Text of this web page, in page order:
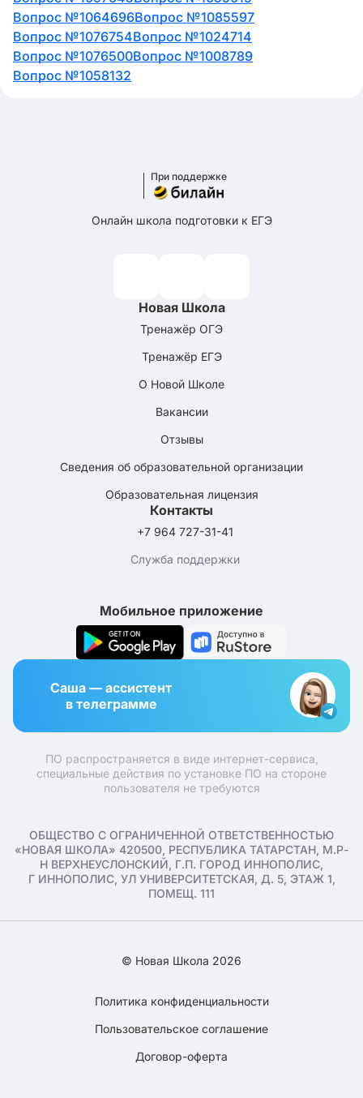
Вопрос №1064696Вопрос №1085597
Вопрос №1076754Вопрос №1024714
Вопрос №1076500Вопрос №1008789
Вопрос №1058132
При поддержке
Онлайн школа подготовки к ЕГЭ
Новая Школа
Тренажёр ОГЭ
Тренажёр ЕГЭ
О Новой Школе
Вакансии
Отзывы
Сведения об образовательной организации
Образовательная лицензия
Контакты
+7 964 727-31-41
Служба поддержки
Мобильное приложение
Саша — ассистент
в телеграмме
ПО распространяется в виде интернет-сервиса,
специальные действия по установке ПО на стороне
пользователя не требуются
ОБЩЕСТВО С ОГРАНИЧЕННОЙ ОТВЕТСТВЕННОСТЬЮ
«НОВАЯ ШКОЛА» 420500, РЕСПУБЛИКА ТАТАРСТАН, М.Р-
Н ВЕРХНЕУСЛОНСКИЙ, Г.П. ГОРОД ИННОПОЛИС,
Г ИННОПОЛИС, УЛ УНИВЕРСИТЕТСКАЯ, Д. 5, ЭТАЖ 1,
ПОМЕЩ. 111
© Новая Школа 2026
Политика конфиденциальности
Пользовательское соглашение
Договор-оферта